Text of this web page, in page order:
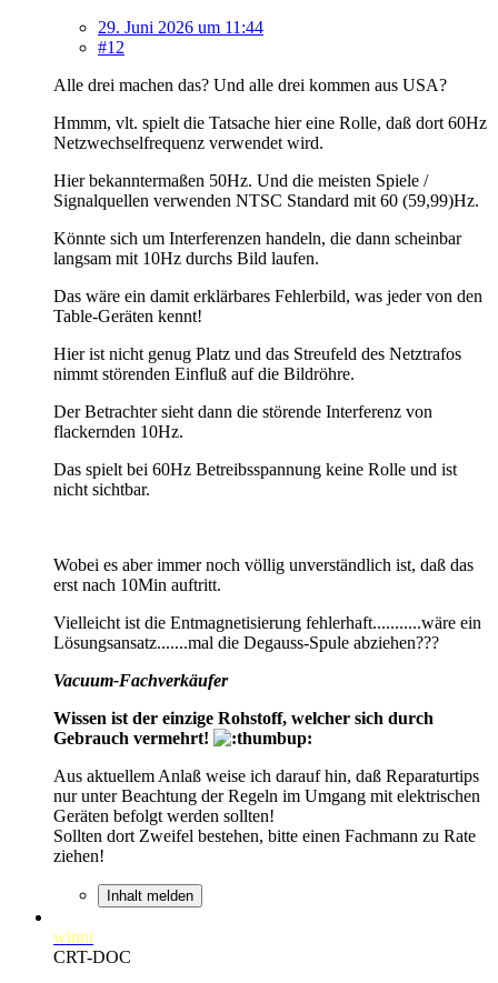
29. Juni 2026 um 11:44
#12
Alle drei machen das? Und alle drei kommen aus USA?
Hmmm, vlt. spielt die Tatsache hier eine Rolle, daß dort 60Hz
Netzwechselfrequenz verwendet wird.
Hier bekanntermaßen 50Hz. Und die meisten Spiele /
Signalquellen verwenden NTSC Standard mit 60 (59,99)Hz.
Könnte sich um Interferenzen handeln, die dann scheinbar
langsam mit 10Hz durchs Bild laufen.
Das wäre ein damit erklärbares Fehlerbild, was jeder von den
Table-Geräten kennt!
Hier ist nicht genug Platz und das Streufeld des Netztrafos
nimmt störenden Einfluß auf die Bildröhre.
Der Betrachter sieht dann die störende Interferenz von
flackernden 10Hz.
Das spielt bei 60Hz Betreibsspannung keine Rolle und ist
nicht sichtbar.
Wobei es aber immer noch völlig unverständlich ist, daß das
erst nach 10Min auftritt.
Vielleicht ist die Entmagnetisierung fehlerhaft...........wäre ein
Lösungsansatz.......mal die Degauss-Spule abziehen???
Vacuum-Fachverkäufer
Wissen ist der einzige Rohstoff, welcher sich durch
Gebrauch vermehrt!
Aus aktuellem Anlaß weise ich darauf hin, daß Reparaturtips
nur unter Beachtung der Regeln im Umgang mit elektrischen
Geräten befolgt werden sollten!
Sollten dort Zweifel bestehen, bitte einen Fachmann zu Rate
ziehen!
Inhalt melden
winni
CRT-DOC